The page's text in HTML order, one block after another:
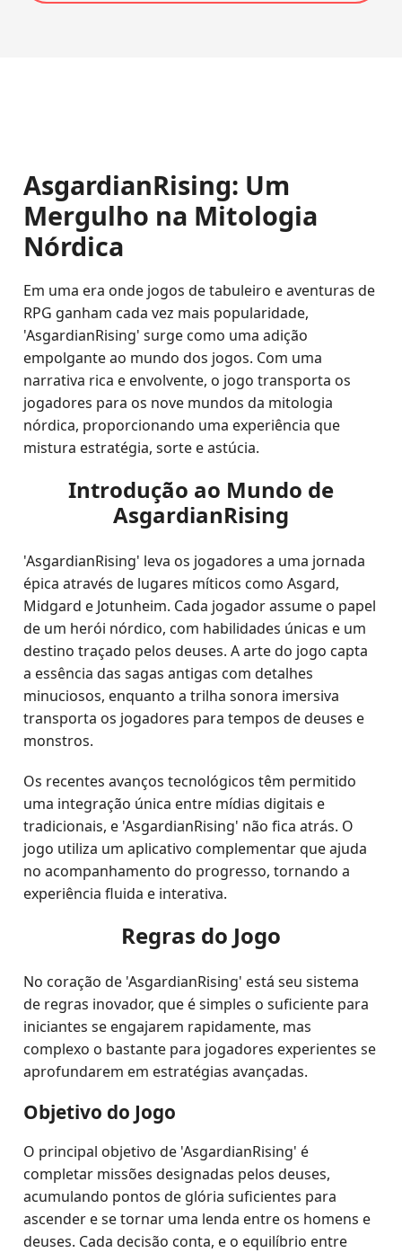
AsgardianRising: Um
Mergulho na Mitologia
Nórdica
Em uma era onde jogos de tabuleiro e aventuras de
RPG ganham cada vez mais popularidade,
'AsgardianRising' surge como uma adição
empolgante ao mundo dos jogos. Com uma
narrativa rica e envolvente, o jogo transporta os
jogadores para os nove mundos da mitologia
nórdica, proporcionando uma experiência que
mistura estratégia, sorte e astúcia.
Introdução ao Mundo de
AsgardianRising
'AsgardianRising' leva os jogadores a uma jornada
épica através de lugares míticos como Asgard,
Midgard e Jotunheim. Cada jogador assume o papel
de um herói nórdico, com habilidades únicas e um
destino traçado pelos deuses. A arte do jogo capta
a essência das sagas antigas com detalhes
minuciosos, enquanto a trilha sonora imersiva
transporta os jogadores para tempos de deuses e
monstros.
Os recentes avanços tecnológicos têm permitido
uma integração única entre mídias digitais e
tradicionais, e 'AsgardianRising' não fica atrás. O
jogo utiliza um aplicativo complementar que ajuda
no acompanhamento do progresso, tornando a
experiência fluida e interativa.
Regras do Jogo
No coração de 'AsgardianRising' está seu sistema
de regras inovador, que é simples o suficiente para
iniciantes se engajarem rapidamente, mas
complexo o bastante para jogadores experientes se
aprofundarem em estratégias avançadas.
Objetivo do Jogo
O principal objetivo de 'AsgardianRising' é
completar missões designadas pelos deuses,
acumulando pontos de glória suficientes para
ascender e se tornar uma lenda entre os homens e
deuses. Cada decisão conta, e o equilíbrio entre